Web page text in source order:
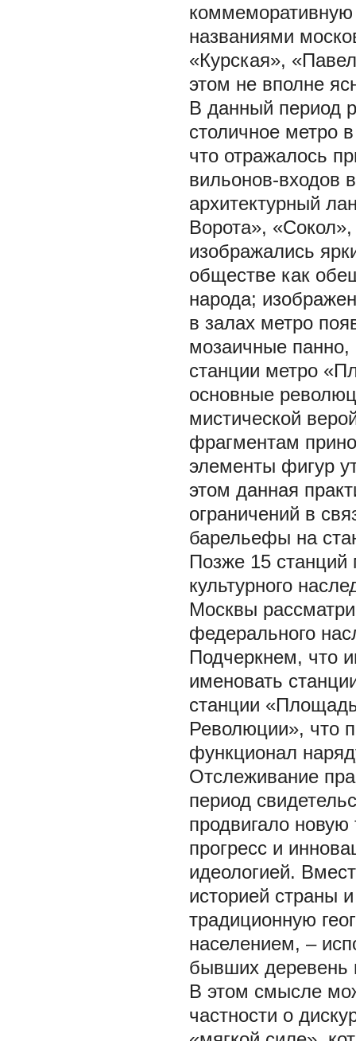
названиями
«Курская»,
этом не вполне
В данный период
столичное метро
что отражалось
вильонов-входов
архитектурный
Ворота»,
изображались
обществе как
народа;
в залах метро
мозаичные панно,
станции метро
основные
мистической
фрагментам
элементы фигур
этом данная
ограничений в
барельефы на
Позже 15 станций
культурного
Москвы
федерального
Подчеркнем, что
именовать
станции
Революции», что
функционал
Отслеживание
период
продвигало
прогресс и
идеологией.
историей страны
традиционную
населением, –
бывших деревень
В этом смысле
частности о